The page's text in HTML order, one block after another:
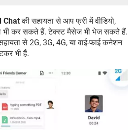
Chatकी सहायता से आप फ्री में वीडियो,
भी कर सकते हैं. टेक्स्ट मैसेज भी भेज सकते हैं.
से 2G, 3G, 4G, या वाई-फाई कनेशन
भी हैं.